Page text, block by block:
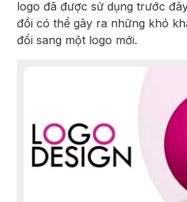
logo đã được sử dụng trước
đổi có thể gây ra những khó
đổi sang một logo mới.